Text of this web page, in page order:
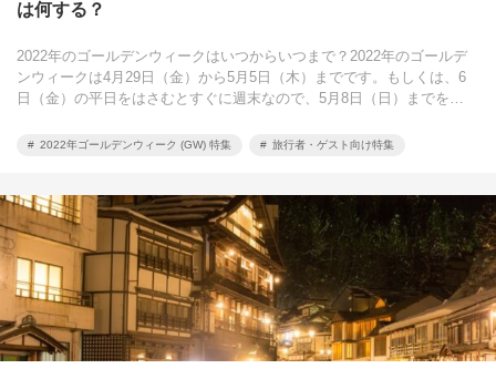
は何する？
2022年のゴールデンウィークはいつからいつまで？2022年のゴールデ
ンウィークは4月29日（金）から5月5日（木）までです。もしくは、6
日（金）の平日をはさむとすぐに週末なので、5月8日（日）までを…
2022年ゴールデンウィーク (GW) 特集 旅行者・ゲスト向け特集